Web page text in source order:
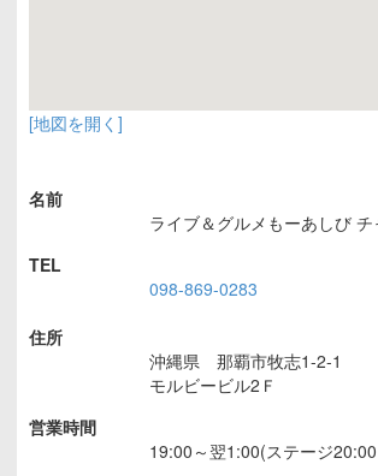
[地図を開く]
名前
ライブ＆グルメもーあしび チ
TEL
098-869-0283
住所
沖縄県 那覇市牧志1-2-1
モルビービル2Ｆ
営業時間
19:00～翌1:00(ステージ20:00